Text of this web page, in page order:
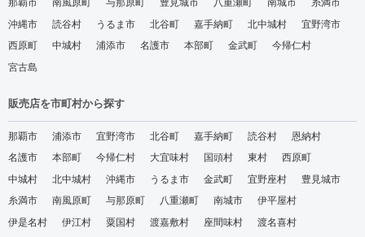
那覇市 南風原町 与那原町 豊見城市 八重瀬町 南城市
糸満市
沖縄市
読谷村 うるま市 北谷町 嘉手納町 北中城村
宜野湾市
西原町
中城村 浦添市 名護市 本部町 金武町
今帰仁村
宮古島
販売店を市町村から探す
那覇市 浦添市 宜野湾市 北谷町 嘉手納町 読谷村
恩納村
名護市
本部町 今帰仁村 大宜味村 国頭村 東村
西原町
中城村
北中城村 沖縄市 うるま市 金武町 宜野座村
豊見城市
糸満市
南風原町 与那原町 八重瀬町 南城市
伊平屋村
伊是名村
伊江村 粟国村 渡嘉敷村 座間味村
渡名喜村